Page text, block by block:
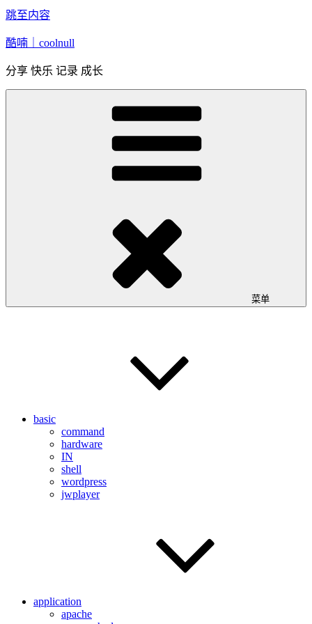
跳至内容
酷喃｜coolnull
分享 快乐 记录 成长
菜单
basic
command
hardware
IN
shell
wordpress
jwplayer
application
apache